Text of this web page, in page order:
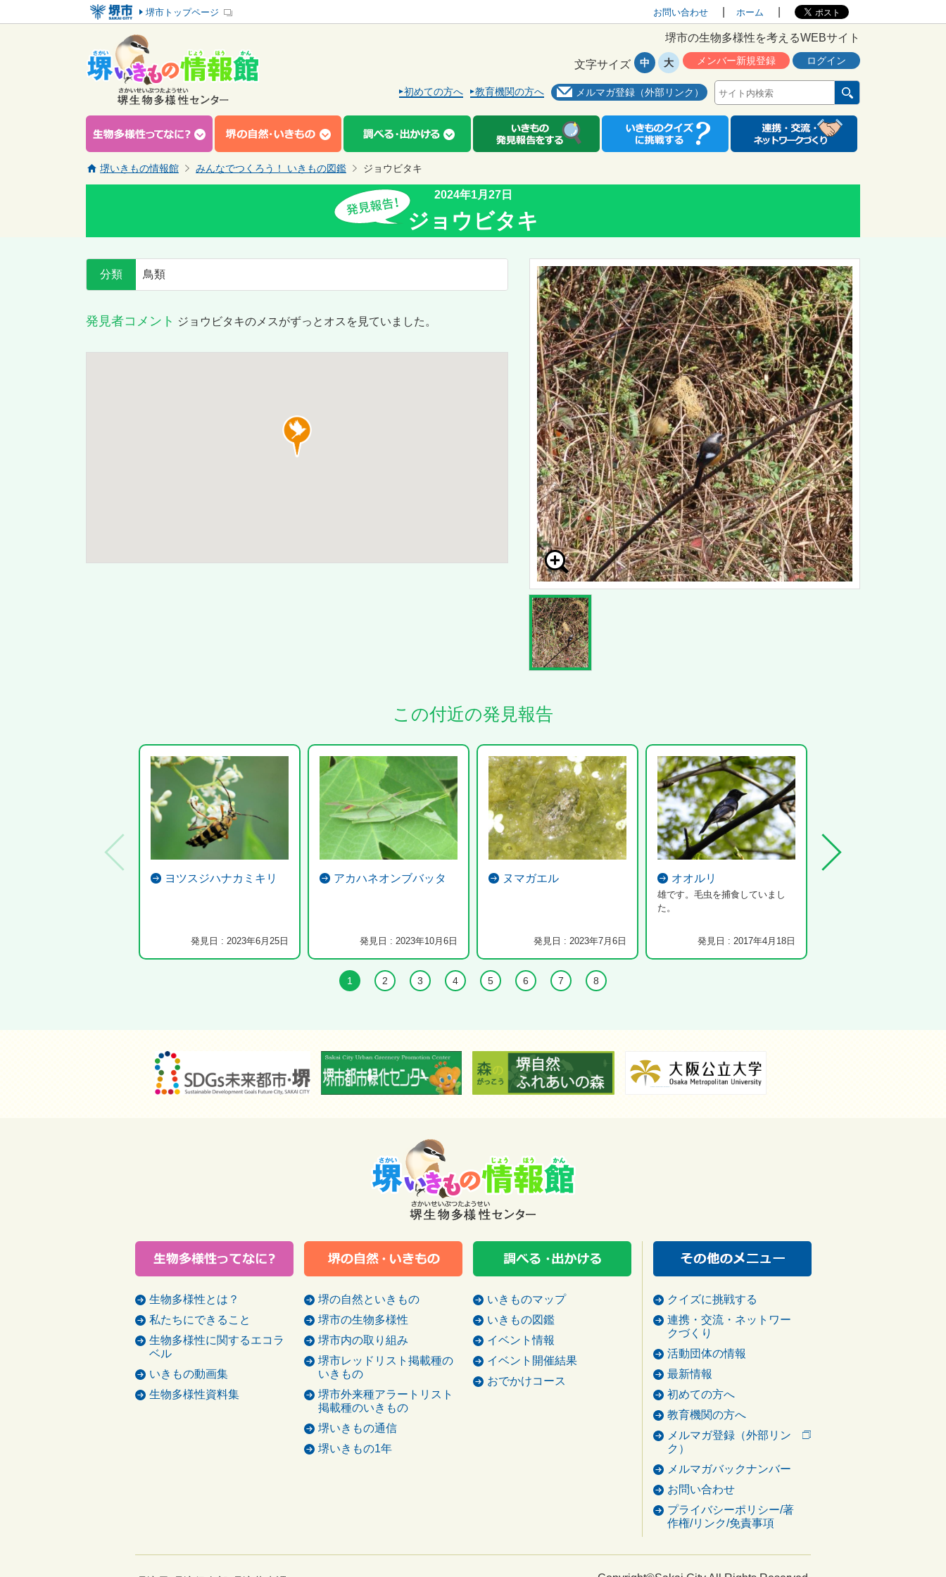
堺市トップページ お問い合わせ ホーム
堺市の生物多様性を考えるWEBサイト
初めての方へ 教育機関の方へ メルマガ登録（外部リンク）
メンバー新規登録 ログイン
文字サイズ 中 大
堺いきもの情報館 みんなでつくろう！ いきもの図鑑 ジョウビタキ
2024年1月27日
ジョウビタキ
分類 鳥類
発見者コメント ジョウビタキのメスがずっとオスを見ていました。
この付近の発見報告
ヨツスジハナカミキリ
発見日 : 2023年6月25日
アカハネオンブバッタ
発見日 : 2023年10月6日
ヌマガエル
発見日 : 2023年7月6日
オオルリ
雄です。毛虫を捕食していまし
た。
発見日 : 2017年4月18日
1 2 3 4 5 6 7 8
生物多様性とは？
私たちにできること
生物多様性に関するエコラ
ベル
いきもの動画集
生物多様性資料集
堺の自然といきもの
堺市の生物多様性
堺市内の取り組み
堺市レッドリスト掲載種の
いきもの
堺市外来種アラートリスト
掲載種のいきもの
堺いきもの通信
堺いきもの1年
いきものマップ
いきもの図鑑
イベント情報
イベント開催結果
おでかけコース
クイズに挑戦する
連携・交流・ネットワー
クづくり
活動団体の情報
最新情報
初めての方へ
教育機関の方へ
メルマガ登録（外部リン
ク）
メルマガバックナンバー
お問い合わせ
プライバシーポリシー/著
作権/リンク/免責事項